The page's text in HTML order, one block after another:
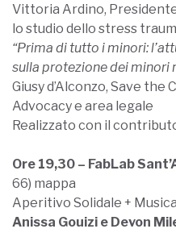
Vittoria Ardino,
lo studio dello stress
“Prima di tutto i minori:
sulla protezione dei
Giusy d’Alconzo, Save the
Advocacy e area legale
Realizzato con il
Ore 19,30 – FabLab
66) mappa
Aperitivo Solidale +
Anissa Gouizi e Devon